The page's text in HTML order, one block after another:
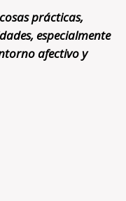
prácticas,
especialmente
afectivo y